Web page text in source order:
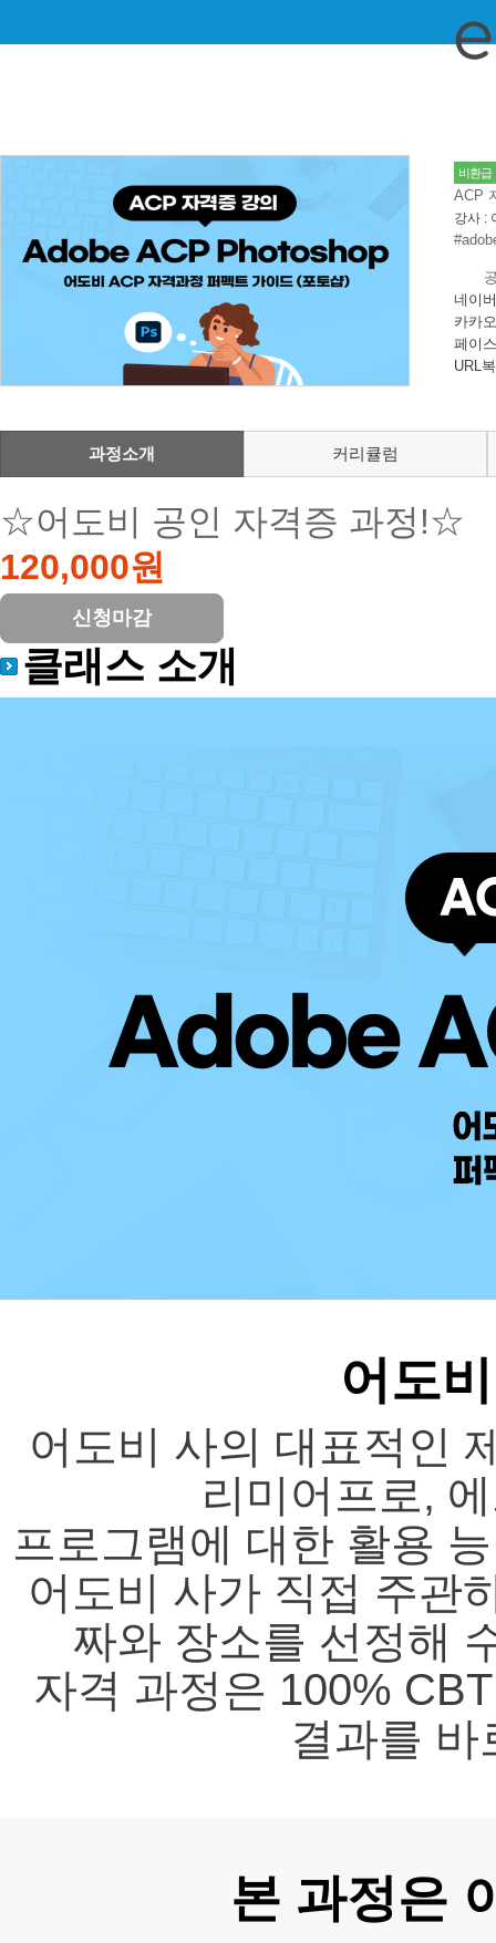
비환급
ACP
강사 :
네이
카카
페이
URL
과정소개 커리큘럼
☆어도비 공인 자격증 과정!☆
120,000원
신청마감
클래스 소개
어도
어도비 사의 대표적인
리미어프로,
프로그램에 대한 활용
어도비 사가 직접 주관
짜와 장소를 선정해
자격 과정은 100%
결과를 바
본 과정은